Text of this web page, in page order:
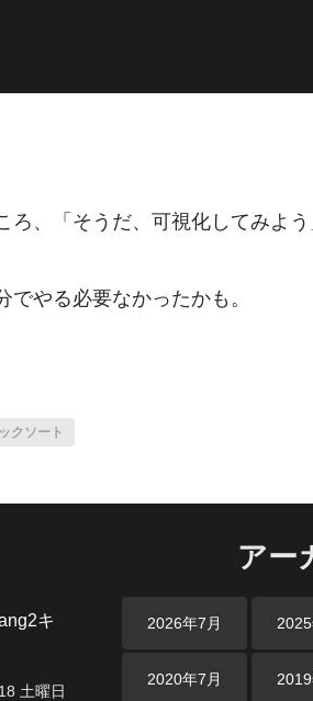
ろ、「そうだ、可視化してみよ
やる必要なかったかも。
クソート
キ
土曜日
アー
2026年7月
2020年7月